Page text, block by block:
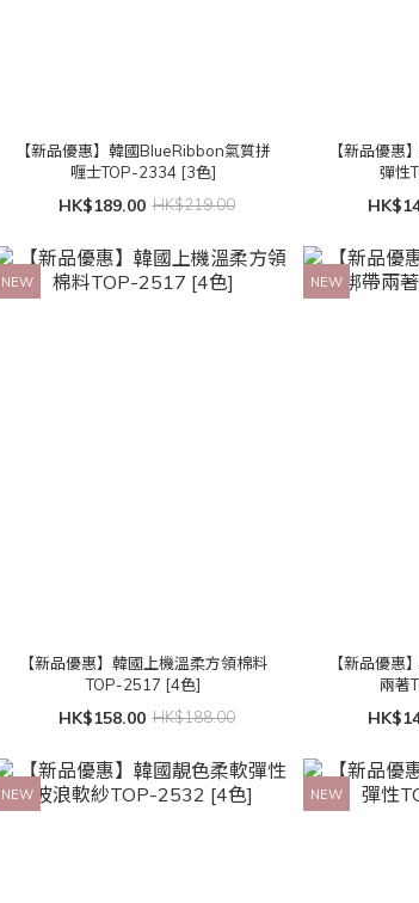
【新品優惠】韓國BlueRibbon氣質拼
喱士TOP-2334 [3色]
HK$189.00 HK$219.00
【新品優惠
彈性
NEW
【新品優惠】韓國上機溫柔方領棉料
TOP-2517 [4色]
HK$158.00 HK$188.00
NEW
【新品優惠
兩著
NEW NEW